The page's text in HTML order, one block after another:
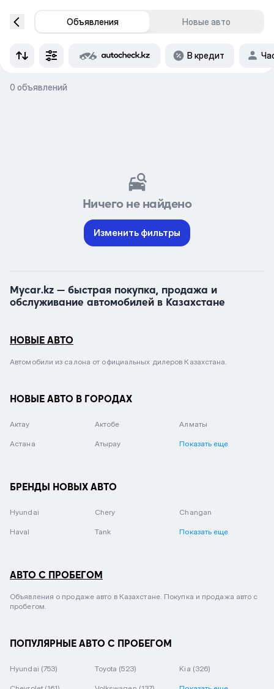
Объявления Новые авто
В кредит
0 объявлений
Ничего не найдено
Изменить фильтры
Mycar.kz — быстрая покупка, продажа и
обслуживание автомобилей в Казахстане
НОВЫЕ АВТО
Автомобили из салона от официальных дилеров Казахстана.
НОВЫЕ АВТО В ГОРОДАХ
Актау Актобе Алматы
Астана Атырау Показать еще
БРЕНДЫ НОВЫХ АВТО
Hyundai Chery Changan
Haval Tank Показать еще
АВТО С ПРОБЕГОМ
Объявления о продаже авто в Казахстане. Покупка и продажа авто с
пробегом.
ПОПУЛЯРНЫЕ АВТО С ПРОБЕГОМ
Hyundai (753) Toyota (523) Kia (326)